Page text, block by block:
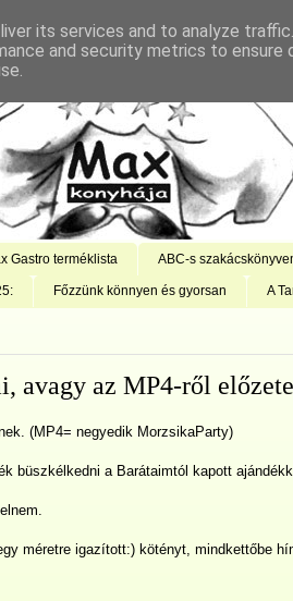
Gastro terméklista ABC-s
Főzzünk könnyen és gyorsan A
avagy az MP4-ről
(MP4= negyedik MorzsikaParty)
büszkélkedni a Barátaimtól kapott
méretre igazított:) kötényt, mindkettőbe
its services and to analyze
and security metrics to ensure